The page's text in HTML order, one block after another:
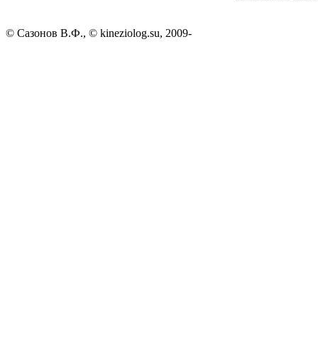
© Сазонов В.Ф., © kineziolog.su, 2009-